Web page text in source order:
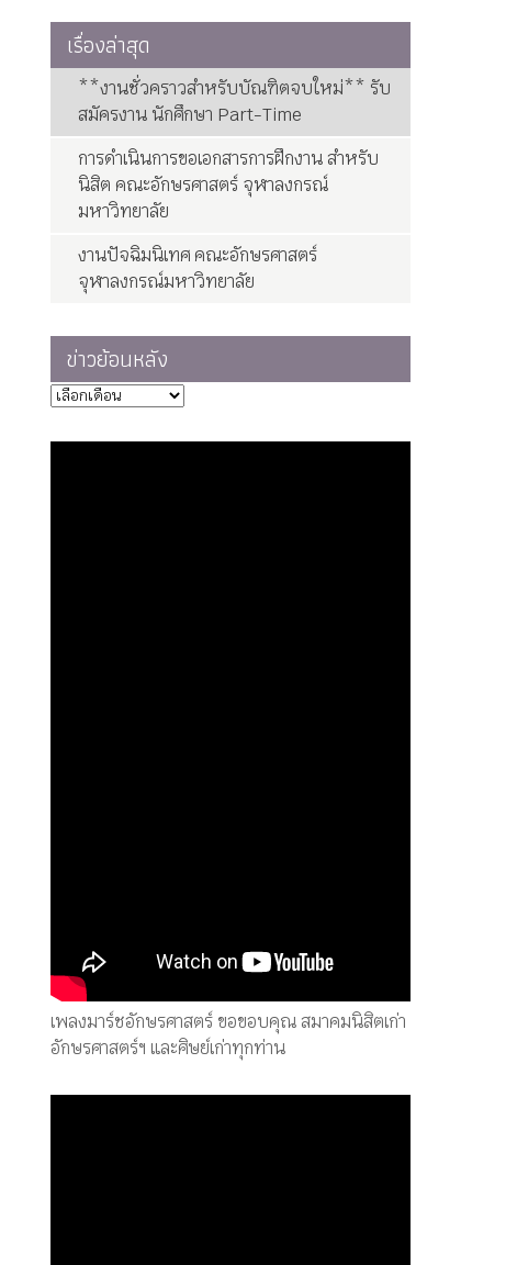
เรื่องล่าสุด
**งานชั่วคราวสำหรับบัณฑิตจบใหม่** รับ
สมัครงาน นักศึกษา Part-Time
การดำเนินการขอเอกสารการฝึกงาน สำหรับ
นิสิต คณะอักษรศาสตร์ จุฬาลงกรณ์
มหาวิทยาลัย
งานปัจฉิมนิเทศ คณะอักษรศาสตร์
จุฬาลงกรณ์มหาวิทยาลัย
ข่าวย้อนหลัง
เพลงมาร์ชอักษรศาสตร์ ขอขอบคุณ สมาคมนิสิตเก่า
อักษรศาสตร์ฯ และศิษย์เก่าทุกท่าน